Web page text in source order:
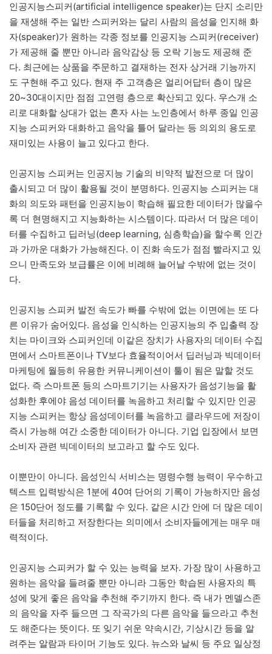
인공지능스피커(artificial intelligence speaker)는 단지 소리만
을 재생해 주는 일반 스피커와는 달리 사람의 음성을 인지해 화
자(speaker)가 원하는 각종 정보를 인공지능 스피커(receiver)
가 제공해 줄 뿐만 아니라 음악감상 등 오락 기능도 제공해 준
다. 최근에는 상품을 주문하고 결재하는 전자 상거래 기능까지
도 구현해 주고 있다. 현재 주 고객층은 얼리어답터 층이 많은
20~30대이지만 점점 고연령 층으로 확산되고 있다. 우스개 소
리로 대화할 상대가 없는 혼자 사는 노인층에서 하루 종일 인공
지능 스피커와 대화하고 음악을 틀어 달라는 등 의외의 용도로
재미있는 사용이 늘고 있다고 한다.
인공지능 스피커는 인공지능 기술의 비약적 발전으로 더 많이
출시되고 더 많이 활용될 것이 분명하다. 인공지능 스피커는 대
화의 의도와 패턴을 인공지능이 학습해 필요한 데이터가 많을수
록 더 현명해지고 지능화하는 시스템이다. 따라서 더 많은 데이
터를 수집하고 딥러닝(deep learning, 심층학습)을 할수록 인간
과 가까운 대화가 가능해진다. 이 진화 속도가 점점 빨라지고 있
으니 만족도와 보급률은 이에 비례해 늘어날 수밖에 없는 것이
다.
인공지능 스피커 발전 속도가 빠를 수밖에 없는 이면에는 또 다
른 이유가 숨어있다. 음성을 인식하는 인공지능의 주 입출력 장
치는 마이크와 스피커인데 이같은 장치가 사용자의 데이터 수집
면에서 스마트폰이나 TV보다 효율적이어서 딥러닝과 빅데이터
마케팅에 월등히 유용한 커뮤니케이션이 툴이 됨은 말할 것도
없다. 즉 스마트폰 등의 스마트기기는 사용자가 음성기능을 활
성화한 후에야 음성 데이터를 녹음하고 처리할 수 있지만 인공
지능 스피커는 항상 음성데이터를 녹음하고 클라우드에 저장이
즉시 가능해 여간 소중한 데이터가 아니다. 기업 입장에서 보면
소비자 관련 빅데이터의 보고라고 할 수도 있다.
이뿐만이 아니다. 음성인식 서비스는 명령수행 능력이 우수하고
텍스트 입력방식은 1분에 40여 단어의 기록이 가능하지만 음성
은 150단어 정도를 기록할 수 있다. 같은 시간 안에 더 많은 데이
터들을 처리하고 저장한다는 의미에서 소비자들에게는 매우 매
력적이다.
인공지능 스피커가 할 수 있는 능력을 보자. 가장 많이 사용하고
원하는 음악을 들려줄 뿐만 아니라 그동안 학습된 사용자의 특
성에 맞게 좋은 음악을 추천해 주기까지 한다. 즉 내가 멘델스존
의 음악을 자주 들으면 그 작곡가의 다른 음악을 들으라고 추천
도 해준다는 뜻이다. 또 잊기 쉬운 약속시간, 기상시간 등을 알
려주는 알람과 타이머 기능도 있다. 뉴스와 날씨 등 주요 일상정